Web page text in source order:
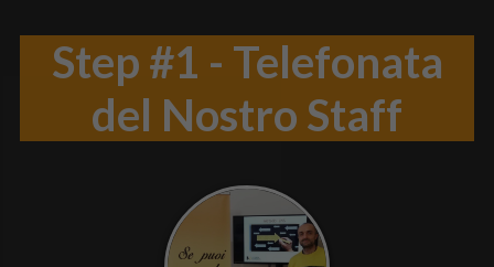
Step #1 - Telefonata
del Nostro Staff